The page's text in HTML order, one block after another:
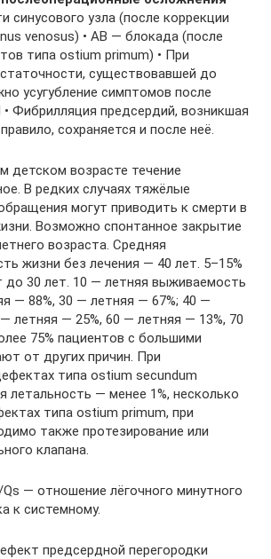
синусового узла (после коррекции
venosus) • АВ — блокада (после
типа ostium primum) • При
существовавшей до
усугубление симптомов после
Фибрилляция предсердий, возникшая
сохраняется и после неё.
детском возрасте течение
В редких случаях тяжёлые
могут приводить к смерти в
Возможно спонтанное закрытие
возраста. Средняя
жизни без лечения — 40 лет. 5–15%
30 лет. 10 — летняя выживаемость
— 88%, 30 — летняя — 67%; 40 —
летняя — 25%, 60 — летняя — 13%, 70
75% пациентов с большими
от других причин. При
типа ostium secundum
летальность — менее 1%, несколько
типа ostium primum, при
также протезирование или
клапана.
Qs — отношение лёгочного минутного
к системному.
предсердной перегородки